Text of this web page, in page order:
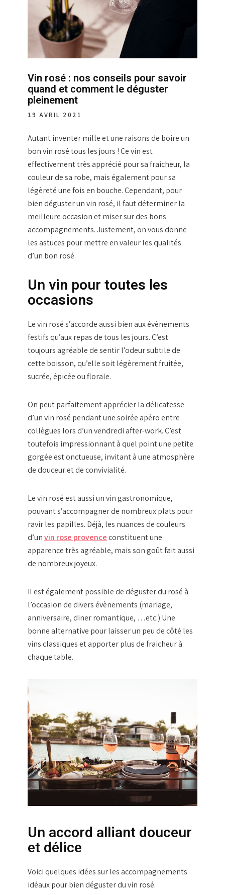
Vin rosé : nos conseils pour savoir
quand et comment le déguster
pleinement
19 AVRIL 2021
Autant inventer mille et une raisons de boire un
bon vin rosé tous les jours ! Ce vin est
effectivement très apprécié pour sa fraicheur, la
couleur de sa robe, mais également pour sa
légèreté une fois en bouche. Cependant, pour
bien déguster un vin rosé, il faut déterminer la
meilleure occasion et miser sur des bons
accompagnements. Justement, on vous donne
les astuces pour mettre en valeur les qualités
d’un bon rosé.
Un vin pour toutes les
occasions
Le vin rosé s’accorde aussi bien aux évènements
festifs qu’aux repas de tous les jours. C’est
toujours agréable de sentir l’odeur subtile de
cette boisson, qu’elle soit légèrement fruitée,
sucrée, épicée ou florale.
On peut parfaitement apprécier la délicatesse
d’un vin rosé pendant une soirée apéro entre
collègues lors d’un vendredi after-work. C’est
toutefois impressionnant à quel point une petite
gorgée est onctueuse, invitant à une atmosphère
de douceur et de convivialité.
Le vin rosé est aussi un vin gastronomique,
pouvant s’accompagner de nombreux plats pour
ravir les papilles. Déjà, les nuances de couleurs
d’unvin rose provenceconstituent une
apparence très agréable, mais son goût fait aussi
de nombreux joyeux.
Il est également possible de déguster du rosé à
l’occasion de divers évènements (mariage,
anniversaire, diner romantique, …etc.) Une
bonne alternative pour laisser un peu de côté les
vins classiques et apporter plus de fraicheur à
chaque table.
Un accord alliant douceur
et délice
Voici quelques idées sur les accompagnements
idéaux pour bien déguster du vin rosé.